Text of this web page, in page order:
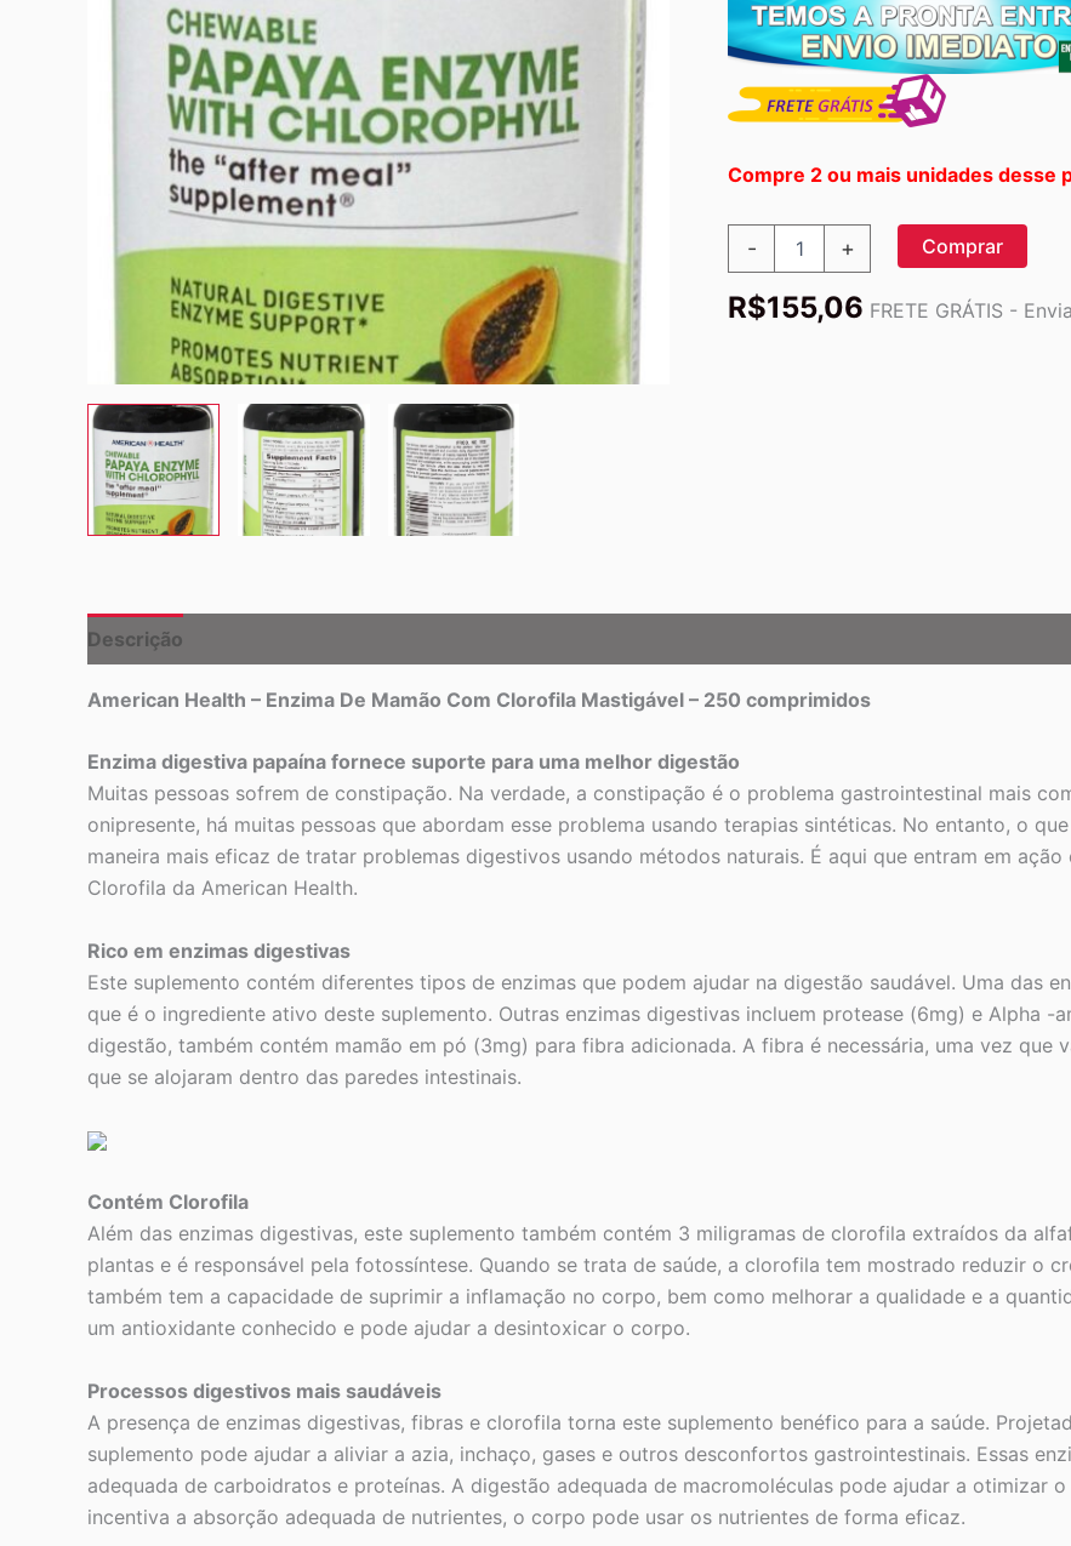
Compre 2 ou mais unidades desse
-
Com
+ Comprar
R$155,06 FRETE GRÁTIS -
Descrição
American Health – Enzima De Mamão Com Clorofila Mastigável – 250 comprimidos
Enzima digestiva papaína fornece suporte para uma melhor digestão
Muitas pessoas sofrem de constipação. Na verdade, a constipação é o problema gastrointestinal mais
onipresente, há muitas pessoas que abordam esse problema usando terapias sintéticas. No entanto, o
maneira mais eficaz de tratar problemas digestivos usando métodos naturais. É aqui que entram em
Clorofila da American Health.
Rico em enzimas digestivas
Este suplemento contém diferentes tipos de enzimas que podem ajudar na digestão saudável. Uma das
que é o ingrediente ativo deste suplemento. Outras enzimas digestivas incluem protease (6mg) e Alpha -
digestão, também contém mamão em pó (3mg) para fibra adicionada. A fibra é necessária, uma vez
que se alojaram dentro das paredes intestinais.
Contém Clorofila
Além das enzimas digestivas, este suplemento também contém 3 miligramas de clorofila extraídos da
plantas e é responsável pela fotossíntese. Quando se trata de saúde, a clorofila tem mostrado reduzir o
também tem a capacidade de suprimir a inflamação no corpo, bem como melhorar a qualidade e a
um antioxidante conhecido e pode ajudar a desintoxicar o corpo.
Processos digestivos mais saudáveis
A presença de enzimas digestivas, fibras e clorofila torna este suplemento benéfico para a saúde.
suplemento pode ajudar a aliviar a azia, inchaço, gases e outros desconfortos gastrointestinais. Essas
adequada de carboidratos e proteínas. A digestão adequada de macromoléculas pode ajudar a otimizar
incentiva a absorção adequada de nutrientes, o corpo pode usar os nutrientes de forma eficaz.